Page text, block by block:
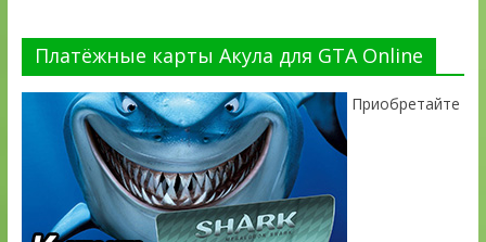
Платёжные карты Акула для GTA Online
Приобретайте